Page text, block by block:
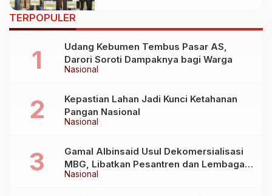
TERPOPULER
Nasional
Udang Kebumen Tembus Pasar AS,
Darori Soroti Dampaknya bagi Warga
Nasional
Kepastian Lahan Jadi Kunci Ketahanan
Pangan Nasional
Nasional
Gamal Albinsaid Usul Dekomersialisasi
MBG, Libatkan Pesantren dan Lembaga
Sosial